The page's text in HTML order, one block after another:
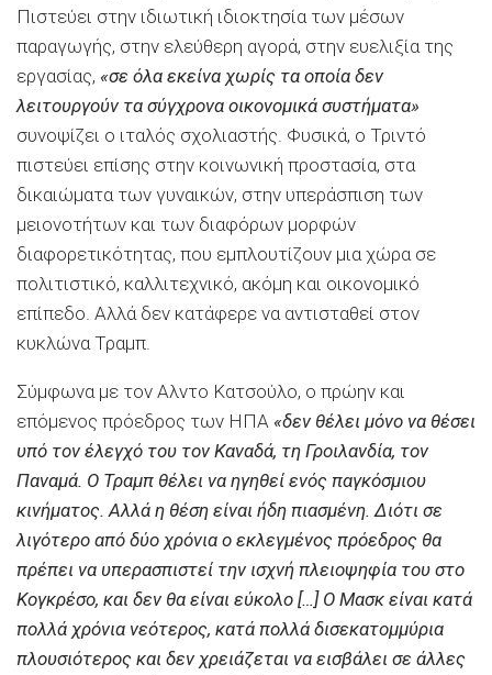
Πιστεύει στην ιδιωτική ιδιοκτησία των μέσων
παραγωγής, στην ελεύθερη αγορά, στην ευελιξία της
εργασίας, «σε όλα εκείνα χωρίς τα οποία δεν
λειτουργούν τα σύγχρονα οικονομικά συστήματα»
συνοψίζει ο ιταλός σχολιαστής. Φυσικά, ο Τριντό
πιστεύει επίσης στην κοινωνική προστασία, στα
δικαιώματα των γυναικών, στην υπεράσπιση των
μειονοτήτων και των διαφόρων μορφών
διαφορετικότητας, που εμπλουτίζουν μια χώρα σε
πολιτιστικό, καλλιτεχνικό, ακόμη και οικονομικό
επίπεδο. Αλλά δεν κατάφερε να αντισταθεί στον
κυκλώνα Τραμπ.
Σύμφωνα με τον Αλντο Κατσούλο, ο πρώην και
επόμενος πρόεδρος των ΗΠΑ «δεν θέλει μόνο να θέσει
υπό τον έλεγχό του τον Καναδά, τη Γροιλανδία, τον
Παναμά. Ο Τραμπ θέλει να ηγηθεί ενός παγκόσμιου
κινήματος. Αλλά η θέση είναι ήδη πιασμένη. Διότι σε
λιγότερο από δύο χρόνια ο εκλεγμένος πρόεδρος θα
πρέπει να υπερασπιστεί την ισχνή πλειοψηφία του στο
Κογκρέσο, και δεν θα είναι εύκολο […] Ο Μασκ είναι κατά
πολλά χρόνια νεότερος, κατά πολλά δισεκατομμύρια
πλουσιότερος και δεν χρειάζεται να εισβάλει σε άλλες